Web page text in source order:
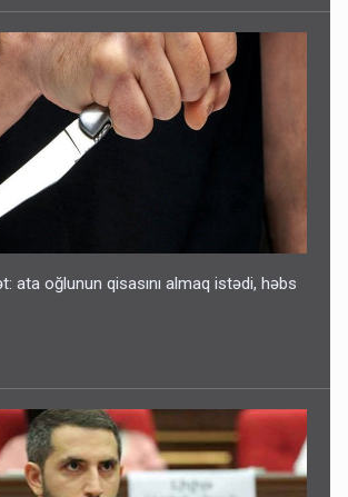
ata oğlunun qisasını almaq istədi, həbs